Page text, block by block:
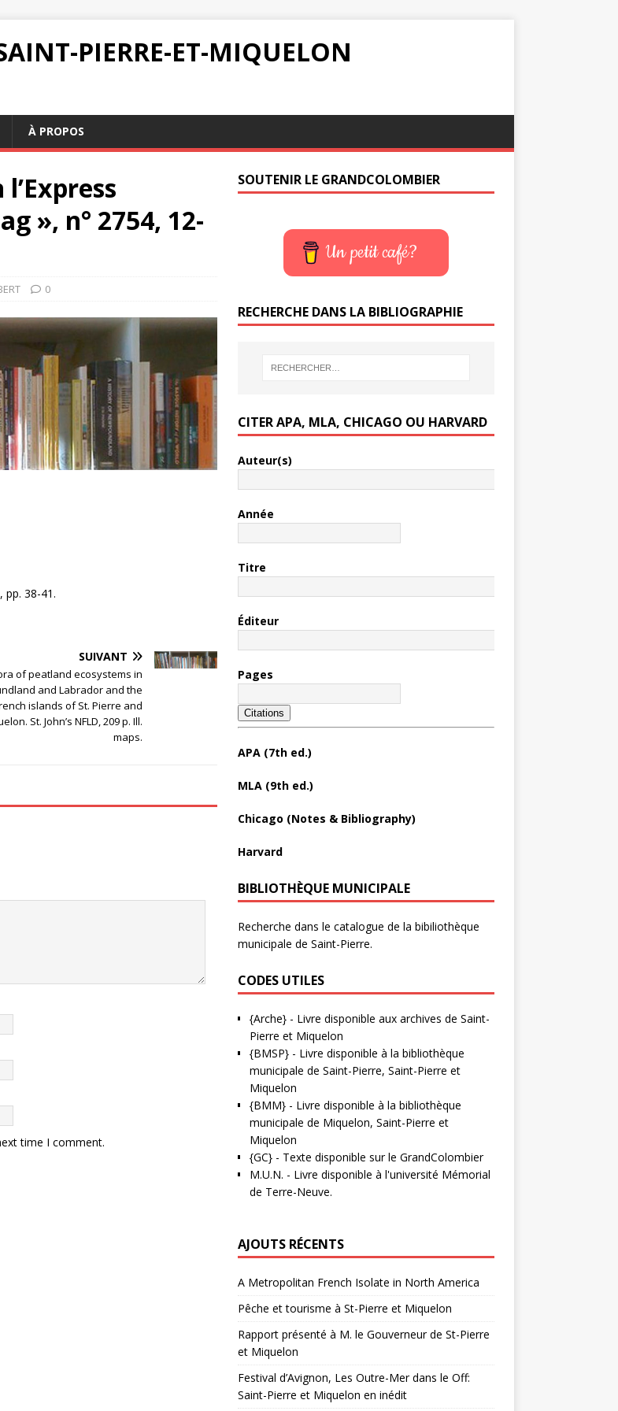
PIERRE-ET-MIQUELON
À PROPOS
», n° 2754, 12-
0
pp. 38-41.
SUIVANT
of peatland ecosystems in
and Labrador and the
islands of St. Pierre and
St. John’s NFLD, 209 p. Ill.
maps.
time I comment.
SOUTENIR LE GRANDCOLOMBIER
Un petit café?
RECHERCHE DANS LA BIBLIOGRAPHIE
CITER APA, MLA, CHICAGO OU HARVARD
Auteur(s)
Année
Titre
Éditeur
Pages
Citations
APA (7th ed.)
MLA (9th ed.)
Chicago (Notes & Bibliography)
Harvard
BIBLIOTHÈQUE MUNICIPALE
Recherche dans le catalogue de la bibiliothèque
municipale de Saint-Pierre.
CODES UTILES
{Arche}- Livre disponible aux archives de Saint-
Pierre et Miquelon
{BMSP}- Livre disponible à la bibliothèque
municipale de Saint-Pierre, Saint-Pierre et
Miquelon
{BMM}- Livre disponible à la bibliothèque
municipale de Miquelon, Saint-Pierre et
Miquelon
{GC}- Texte disponible sur le GrandColombier
M.U.N. - Livre disponible à l'université Mémorial
de Terre-Neuve.
AJOUTS RÉCENTS
A Metropolitan French Isolate in North America
Pêche et tourisme à St-Pierre et Miquelon
Rapport présenté à M. le Gouverneur de St-Pierre
et Miquelon
Festival d’Avignon, Les Outre-Mer dans le Off:
Saint-Pierre et Miquelon en inédit